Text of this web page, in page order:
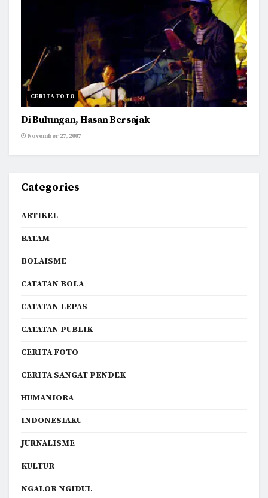
CERITA FOTO
Di Bulungan, Hasan Bersajak
November 27, 2007
Categories
ARTIKEL
BATAM
BOLAISME
CATATAN BOLA
CATATAN LEPAS
CATATAN PUBLIK
CERITA FOTO
CERITA SANGAT PENDEK
HUMANIORA
INDONESIAKU
JURNALISME
KULTUR
NGALOR NGIDUL